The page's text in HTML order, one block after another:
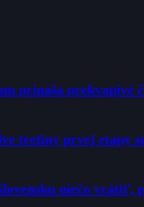
prináša prekvapivé
tretiny prvej etapy
niečo vrátiť,